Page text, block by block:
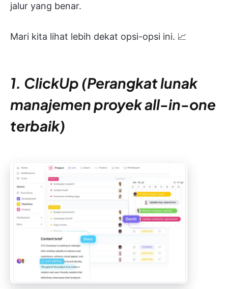
jalur yang benar.
Mari kita lihat lebih dekat opsi-opsi ini. 📈
1. ClickUp (Perangkat lunak
manajemen proyek all-in-one
terbaik)